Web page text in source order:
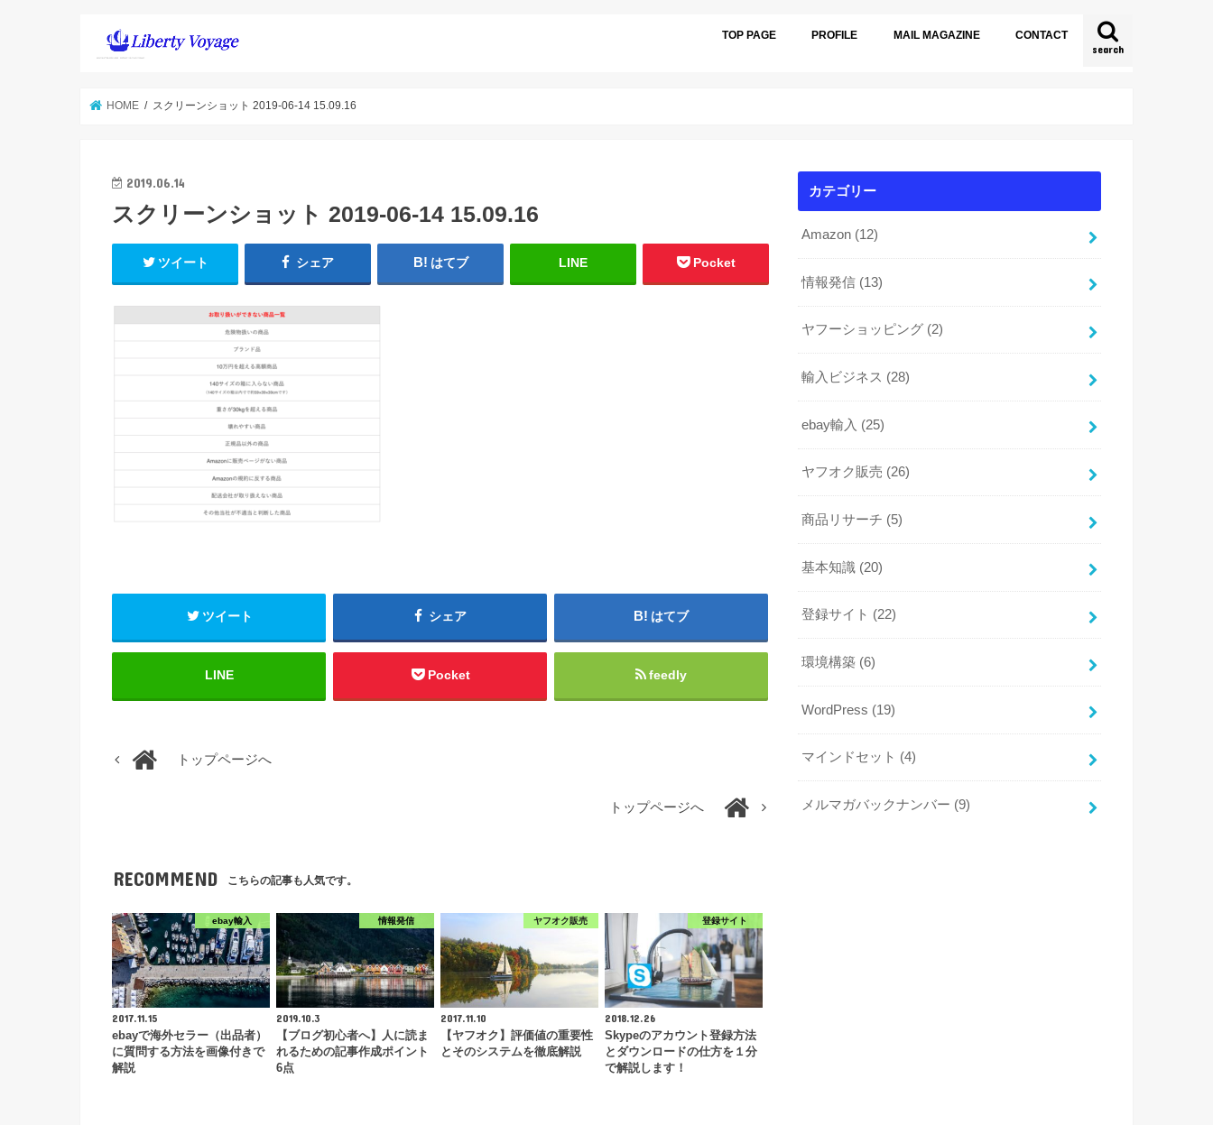
search
TOP PAGE PROFILE MAIL MAGAZINE CONTACT
HOME スクリーンショット 2019-06-14 15.09.16
2019.06.14
スクリーンショット 2019-06-14 15.09.16
ツイート シェア はてブ LINE Pocket
ツイート シェア はてブ
LINE Pocket feedly
トップページへ
トップページへ
RECOMMEND こちらの記事も人気です。
ebay輸入
2017.11.15
ebayで海外セラー（出品者）
に質問する方法を画像付きで
解説
情報発信
2019.10.3
【ブログ初心者へ】人に読ま
れるための記事作成ポイント
6点
ヤフオク販売
2017.11.10
【ヤフオク】評価値の重要性
とそのシステムを徹底解説
登録サイト
2018.12.26
Skypeのアカウント登録方法
とダウンロードの仕方を１分
で解説します！
カテゴリー
Amazon (12)
情報発信 (13)
ヤフーショッピング (2)
輸入ビジネス (28)
ebay輸入 (25)
ヤフオク販売 (26)
商品リサーチ (5)
基本知識 (20)
登録サイト (22)
環境構築 (6)
WordPress (19)
マインドセット (4)
メルマガバックナンバー (9)